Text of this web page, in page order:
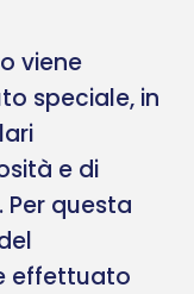
viene
speciale, in
e di
questa
effettuato